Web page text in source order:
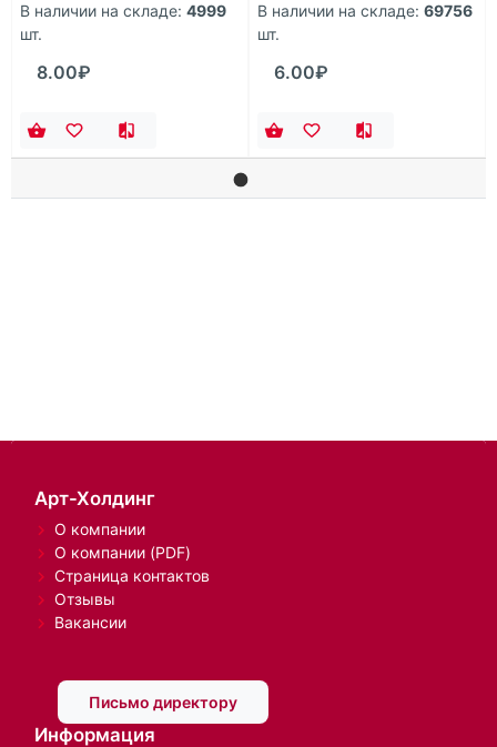
В наличии на складе: 4999
шт.
8.00₽
В наличии на складе: 69756
шт.
6.00₽
Арт-Холдинг
О компании
О компании (PDF)
Страница контактов
Отзывы
Вакансии
Письмо директору
Информация